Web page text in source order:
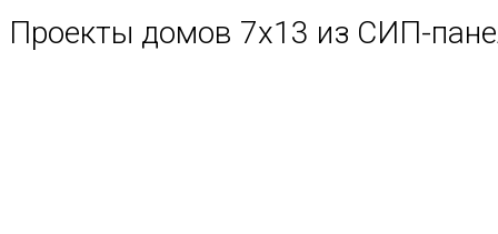
Проекты домов 7х13 из СИП-